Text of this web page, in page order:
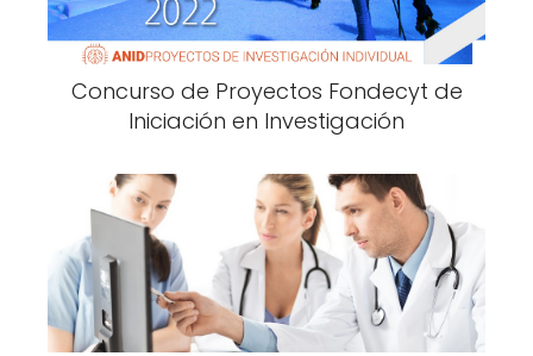
Concurso de Proyectos Fondecyt de
Iniciación en Investigación